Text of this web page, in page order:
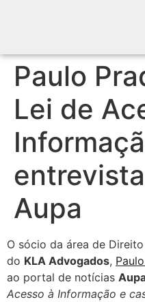
Paulo
Lei de
Aupa
O sócio da área de
do KLA Advogados,
ao portal de notícias
Acesso à Informação e